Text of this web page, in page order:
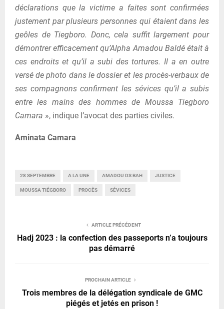
déclarations que la victime a faites sont confirmées
justement par plusieurs personnes qui étaient dans les
geôles de Tiegboro. Donc, cela suffit largement pour
démontrer efficacement qu’Alpha Amadou Baldé était à
ces endroits et qu’il a subi des tortures. Il a en outre
versé de photo dans le dossier et les procès-verbaux de
ses compagnons confirment les sévices qu’il a subis
entre les mains des hommes de Moussa Tiegboro
Camara », indique l’avocat des parties civiles.
Aminata Camara
28 SEPTEMBRE A LA UNE AMADOU DS BAH JUSTICE
MOUSSA TIÉGBORO PROCÈS SÉVICES
ARTICLE PRÉCÉDENT
Hadj 2023 : la confection des passeports n’a toujours
pas démarré
PROCHAIN ARTICLE
Trois membres de la délégation syndicale de GMC
piégés et jetés en prison !